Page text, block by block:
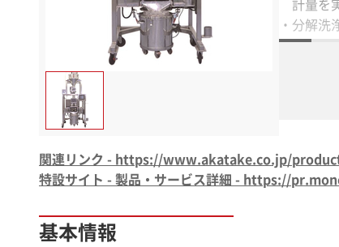
・分解洗
・ＡＣ１
使用で
関連リンク - https://www.akatake.co.jp/
特設サイト - 製品・サービス詳細 - https://
基本情報